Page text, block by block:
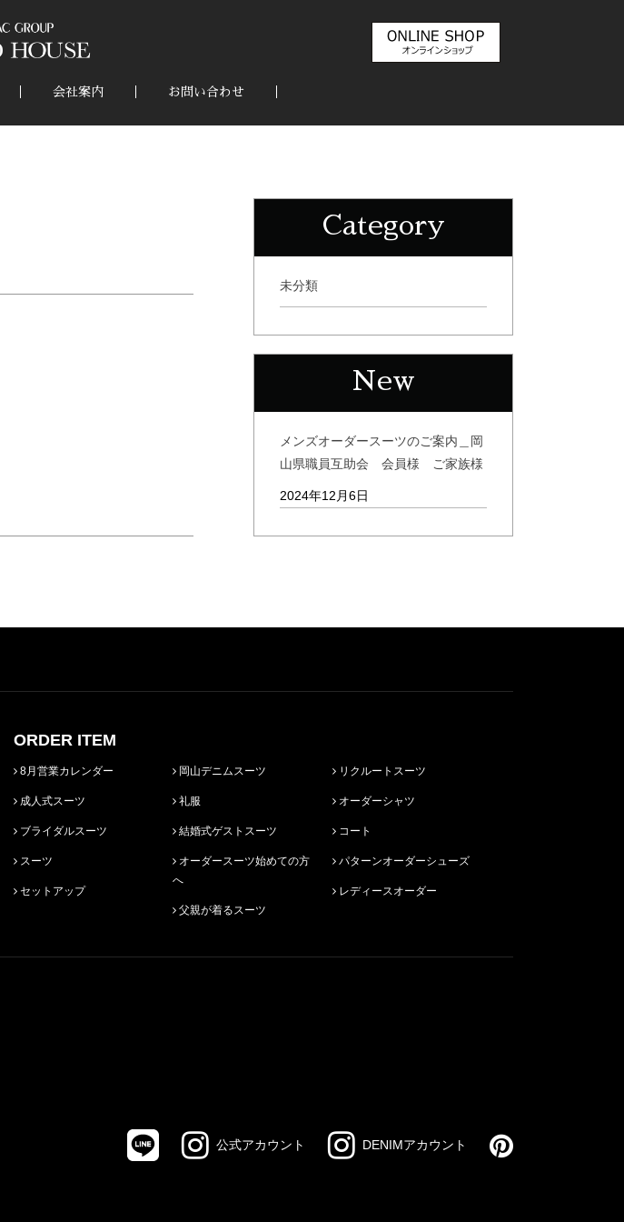
会社案内 お問い合わせ
Category
未分類
New
メンズオーダースーツのご案内＿岡
山県職員互助会 会員様 ご家族様
2024年12月6日
ORDER ITEM
8月営業カレンダー
成人式スーツ
ブライダルスーツ
スーツ
セットアップ
岡山デニムスーツ
礼服
結婚式ゲストスーツ
へ
父親が着るスーツ
リクルートスーツ
オーダーシャツ
コート
パターンオーダーシューズ
レディースオーダー
公式アカウント DENIMアカウント